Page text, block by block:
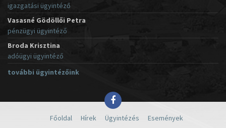
igazgatási ügyintéző
Vasasné Gödöllői Petra
pénzügyi ügyintéző
Broda Krisztina
adóügyi ügyintéző
további ügyintézőink
Főoldal Hírek Ügyintézés Események